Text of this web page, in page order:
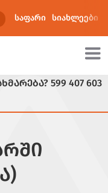
საფარი სიახლეები
599 407 603